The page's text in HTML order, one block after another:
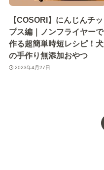
【COSORI】にんじんチッ
プス編｜ノンフライヤーで
作る超簡単時短レシピ！犬
の手作り無添加おやつ
2023年4月27日